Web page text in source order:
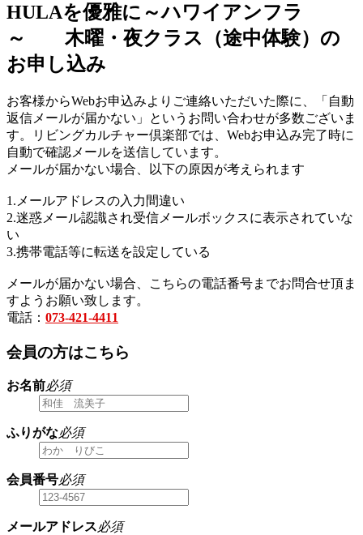
HULAを優雅に～ハワイアンフラ
～ 木曜・夜クラス（途中体験）の
お申し込み
お客様からWebお申込みよりご連絡いただいた際に、「自動
返信メールが届かない」というお問い合わせが多数ございま
す。リビングカルチャー倶楽部では、Webお申込み完了時に
自動で確認メールを送信しています。
メールが届かない場合、以下の原因が考えられます
1.メールアドレスの入力間違い
2.迷惑メール認識され受信メールボックスに表示されていな
い
3.携帯電話等に転送を設定している
メールが届かない場合、こちらの電話番号までお問合せ頂ま
すようお願い致します。
電話： 073-421-4411
会員の方はこちら
お名前必須
ふりがな必須
会員番号必須
メールアドレス必須